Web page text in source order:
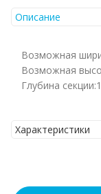
Описание
Возможная
Возможная
Глубина
Характеристики